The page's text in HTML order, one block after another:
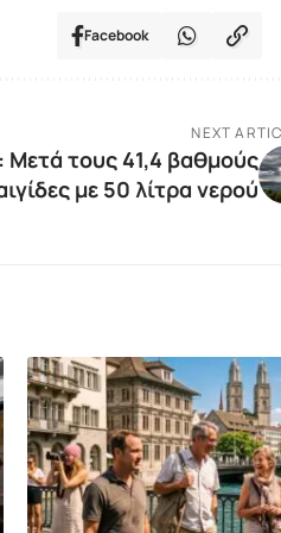
Facebook
NEXT
τους 41,4 βαθμούς
με 50 λίτρα νερού